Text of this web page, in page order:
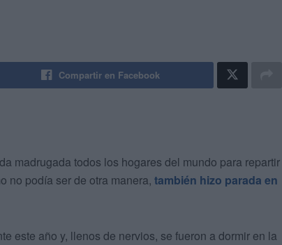
Compartir en Facebook
madrugada todos los hogares del mundo para repartir
no podía ser de otra manera, también hizo parada en
este año y, llenos de nervios, se fueron a dormir en la